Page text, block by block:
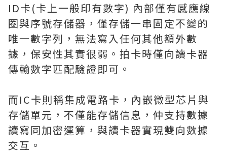
ID卡(卡上一般印有數字) 內部僅有感應線
圈與序號存儲器，僅存儲一串固定不變的
唯一數字列，無法寫入任何其他額外數
據，保安性其實很弱。拍卡時僅向讀卡器
傳輸數字匹配驗證即可。
而IC卡則稱集成電路卡，內嵌微型芯片與
存儲單元，不僅能存儲信息，仲支持數據
讀寫同加密運算，與讀卡器實現雙向數據
交互。